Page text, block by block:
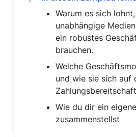
Warum es sich
unabhängige
ein robustes
brauchen.
Welche
und wie sie sich auf
Wie du dir ein
zusammenstellst